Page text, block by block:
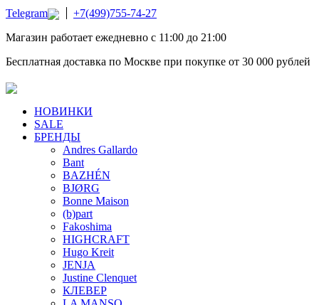
Telegram
+7(499)755-74-27
Магазин работает ежедневно с 11:00 до 21:00
Бесплатная доставка по Москве при покупке от 30 000 рублей
НОВИНКИ
SALE
БРЕНДЫ
Andres Gallardo
Bant
BAZHÉN
BJØRG
Bonne Maison
(b)part
Fakoshima
HIGHCRAFT
Hugo Kreit
JENJA
Justine Clenquet
КЛЕВЕР